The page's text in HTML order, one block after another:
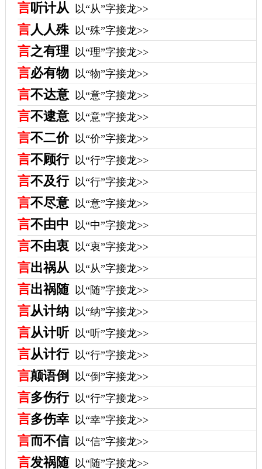
言听计从 以“从”字接龙>>
言人人殊 以“殊”字接龙>>
言之有理 以“理”字接龙>>
言必有物 以“物”字接龙>>
言不达意 以“意”字接龙>>
言不逮意 以“意”字接龙>>
言不二价 以“价”字接龙>>
言不顾行 以“行”字接龙>>
言不及行 以“行”字接龙>>
言不尽意 以“意”字接龙>>
言不由中 以“中”字接龙>>
言不由衷 以“衷”字接龙>>
言出祸从 以“从”字接龙>>
言出祸随 以“随”字接龙>>
言从计纳 以“纳”字接龙>>
言从计听 以“听”字接龙>>
言从计行 以“行”字接龙>>
言颠语倒 以“倒”字接龙>>
言多伤行 以“行”字接龙>>
言多伤幸 以“幸”字接龙>>
言而不信 以“信”字接龙>>
言发祸随 以“随”字接龙>>